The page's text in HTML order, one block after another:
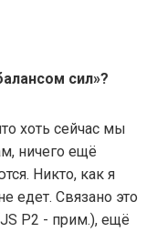
сил»?
хоть сейчас мы
ничего ещё
Никто, как я
едет. Связано это
P2 - прим.), ещё